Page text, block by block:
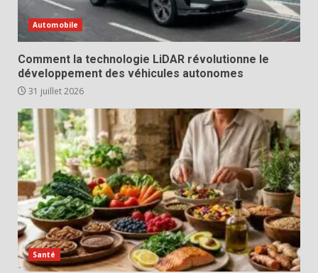
Automobile
Comment la technologie LiDAR révolutionne le
développement des véhicules autonomes
31 juillet 2026
Santé